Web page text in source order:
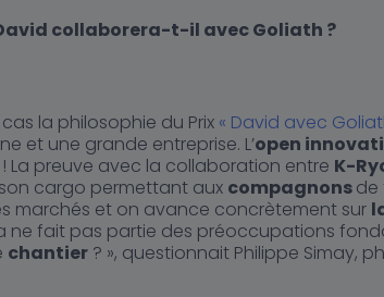
collaborera-t-il avec Goliath ?
la philosophie du Prix « David avec
et une grande entreprise. L’open
La preuve avec la collaboration entre K-
cargo permettant aux compagnonsde
marchés et on avance concrètement sur
ne fait pas partie des préoccupations
chantier ? », questionnait Philippe Simay,